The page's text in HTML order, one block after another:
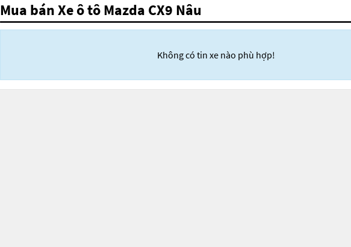
Mua bán Xe ô tô Mazda CX9 Nâu
Không có tin xe nào phù hợp!